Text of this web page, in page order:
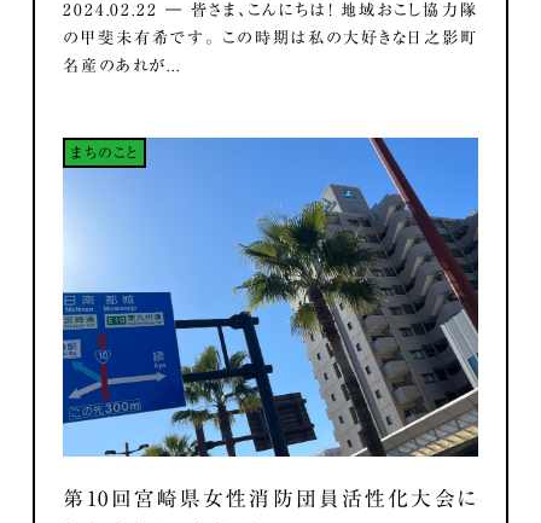
2024.02.22 ― 皆さま、こんにちは！ 地域おこし協力隊
の甲斐未有希です。 この時期は私の大好きな日之影町
名産のあれが...
まちのこと
第10回宮崎県女性消防団員活性化大会に